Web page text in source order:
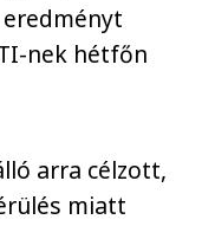
nek hétfőn
arra célzott,
miatt